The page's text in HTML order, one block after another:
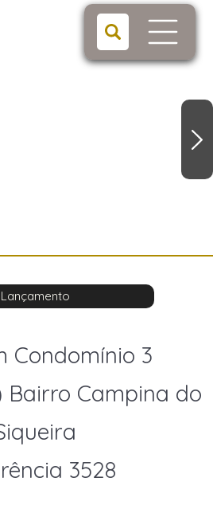
Lançamento
Condomínio 3
Bairro Campina do
3528